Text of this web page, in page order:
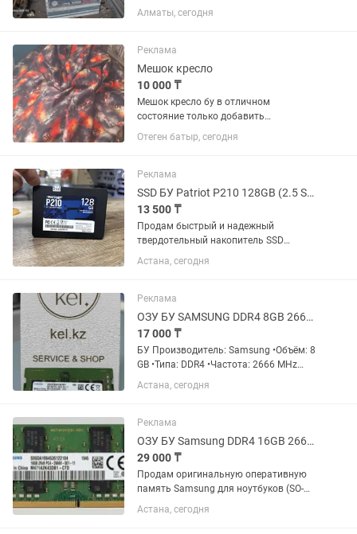
состоянии, требуется ремонта
Алматы, сегодня
Реклама
Мешок кресло
10 000 ₸
Мешок кресло бу в отличном
состояние только добавить
наполнитель чтоб был в форме 15000
Отеген батыр, сегодня
Реклама
SSD БУ Patriot P210 128GB (2.5 SATA III), Гарантия
13 500 ₸
Продам быстрый и надежный
твердотельный накопитель SSD
объемом 128 ГБ. Отличный вариант
для установки Windows, ускорения
Модель: Patriot P210 128GB 2.5" SATA
III...
Астана, сегодня
Реклама
ОЗУ БУ SAMSUNG DDR4 8GB 2666 для ноутбука
17 000 ₸
БУ Производитель: Samsung •Объём: 8
GB •Типа: DDR4 •Частота: 2666 MHz
(PC4-2666) •Форм-фактор: SO-DIMM
(ноутбук) Цена каждый: 17’000 тг
Астана, сегодня
Реклама
ОЗУ БУ Samsung DDR4 16GB 2666MHz
29 000 ₸
Продам оригинальную оперативную
память Samsung для ноутбуков (SO-
DIMM). Память dual rank (двуранговая),
что обеспечивает отличную
Астана, сегодня